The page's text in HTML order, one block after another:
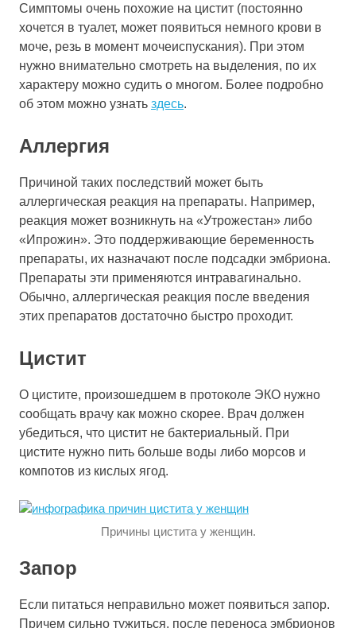
Симптомы очень похожие на цистит (постоянно
хочется в туалет, может появиться немного крови в
моче, резь в момент мочеиспускания). При этом
нужно внимательно смотреть на выделения, по их
характеру можно судить о многом. Более подробно
об этом можно узнать здесь.
Аллергия
Причиной таких последствий может быть
аллергическая реакция на препараты. Например,
реакция может возникнуть на «Утрожестан» либо
«Ипрожин». Это поддерживающие беременность
препараты, их назначают после подсадки эмбриона.
Препараты эти применяются интравагинально.
Обычно, аллергическая реакция после введения
этих препаратов достаточно быстро проходит.
Цистит
О цистите, произошедшем в протоколе ЭКО нужно
сообщать врачу как можно скорее. Врач должен
убедиться, что цистит не бактериальный. При
цистите нужно пить больше воды либо морсов и
компотов из кислых ягод.
Причины цистита у женщин.
Запор
Если питаться неправильно может появиться запор.
Причем сильно тужиться, после переноса эмбрионов